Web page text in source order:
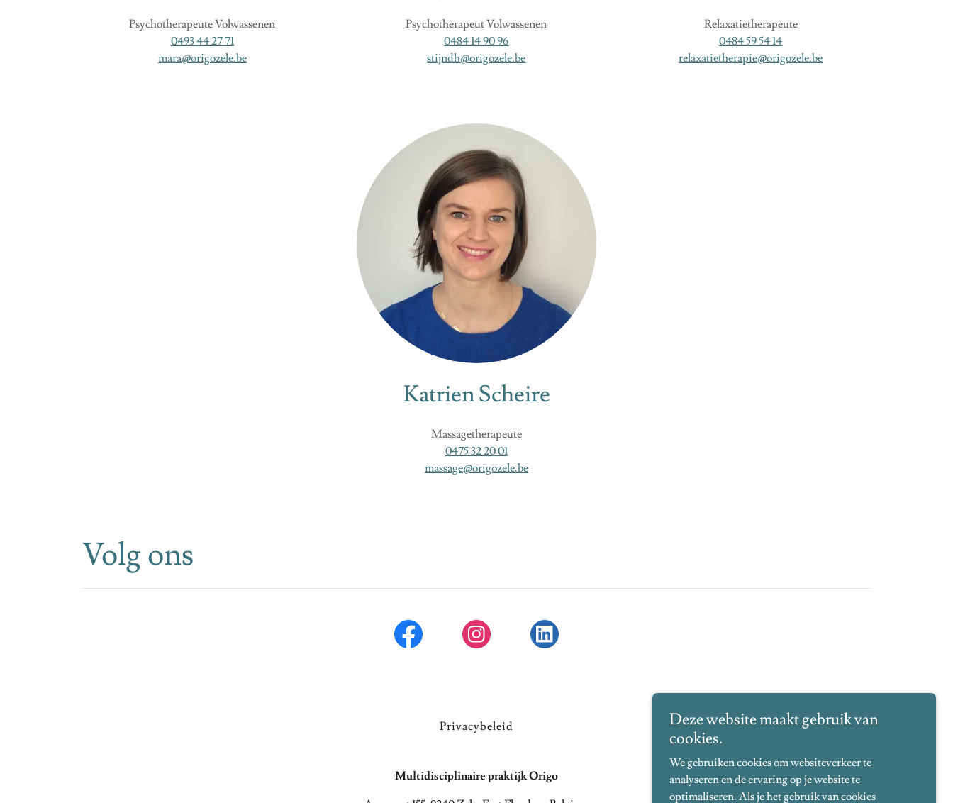
Psychotherapeute Volwassenen
0493 44 27 71
mara@origozele.be
Psychotherapeut Volwassenen
0484 14 90 96
stijndh@origozele.be
Relaxatietherapeute
0484 59 54 14
relaxatietherapie@origozele.be
Katrien Scheire
Massagetherapeute
0475 32 20 01
massage@origozele.be
Volg ons
Privacybeleid
Multidisciplinaire praktijk Origo
Deze website maakt gebruik van
cookies.
We gebruiken cookies om websiteverkeer te
analyseren en de ervaring op je website te
optimaliseren. Als je het gebruik van cookies